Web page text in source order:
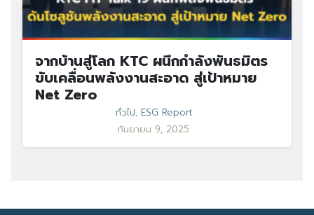
จากบ้านสู่โลก KTC ผนึกกำลังพันธมิตร
ขับเคลื่อนพลังงานสะอาด สู่เป้าหมาย
Net Zero
ทั่วไป, ESG Report
กันยายน 9, 2025